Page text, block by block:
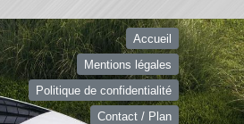
Accueil
Mentions légales
Politique de confidentialité
Contact / Plan